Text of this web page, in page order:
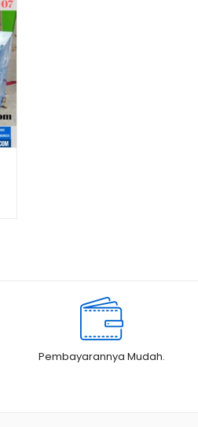
Pembayarannya Mudah.